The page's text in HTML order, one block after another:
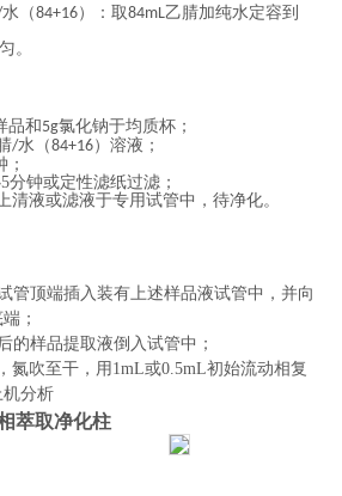
水（84+16）：取84mL乙腈加纯水定容到
。
品和 5g氯化钠于均质杯；
/水（84+16）溶液；
；
分钟或定性滤纸过滤；
清液或滤液于专用试管中，待净化。
管顶端插入装有上述样品液试管中，并向
；
的样品提取液倒入试管中；
氮吹至干，用 1mL或0.5mL初始流动相复
机分析
萃取净化柱